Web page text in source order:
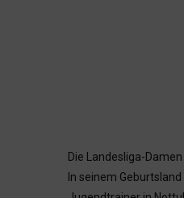
Die Landesliga-
In seinem